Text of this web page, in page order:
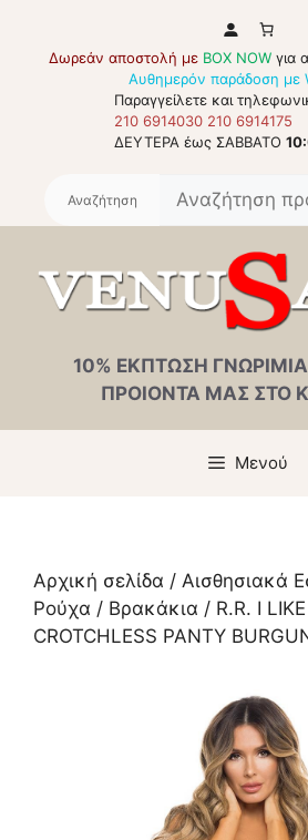
περιεχόμενο
Δωρεάν αποστολή με BOX NOW για
Αυθημερόν παράδοση με
Παραγγείλετε και
210 6914030 210 6914175
ΔΕΥΤΕΡΑ έως ΣΑΒΒΑΤΟ
10% ΕΚΠΤΩΣΗ
ΠΡΟΙΟΝΤΑ ΜΑΣ ΣΤΟ
Μενού
Αρχική σελίδα / Αισθησιακά
Ρούχα / Βρακάκια / R.R. I
CROTCHLESS PANTY